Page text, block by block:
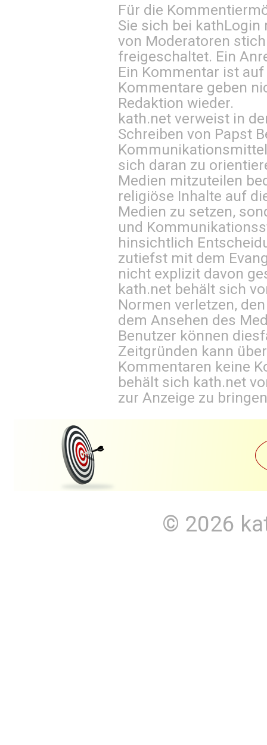
Für die
Sie sich bei kathLogin
von Moderatoren
freigeschaltet. Ein
Ein Kommentar ist
Kommentare geben
Redaktion wieder.
kath.net verweist in
Schreiben von Papst
sich daran zu
Medien mitzuteilen
religiöse Inhalte auf
Medien zu setzen,
und
hinsichtlich
zutiefst mit dem
nicht explizit davon
kath.net behält sich
Normen verletzen,
dem Ansehen des
Benutzer können
Zeitgründen kann
Kommentaren keine
behält sich kath.net
zur Anzeige zu
© 2026